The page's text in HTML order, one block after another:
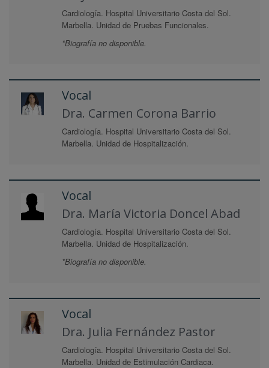
Cardiología. Hospital Universitario Costa del Sol.
Marbella. Unidad de Pruebas Funcionales.
*Biografía no disponible.
Vocal
Dra. Carmen Corona Barrio
Cardiología. Hospital Universitario Costa del Sol.
Marbella. Unidad de Hospitalización.
Vocal
Dra. María Victoria Doncel Abad
Cardiología. Hospital Universitario Costa del Sol.
Marbella. Unidad de Hospitalización.
*Biografía no disponible.
Vocal
Dra. Julia Fernández Pastor
Cardiología. Hospital Universitario Costa del Sol.
Marbella. Unidad de Estimulación Cardiaca.